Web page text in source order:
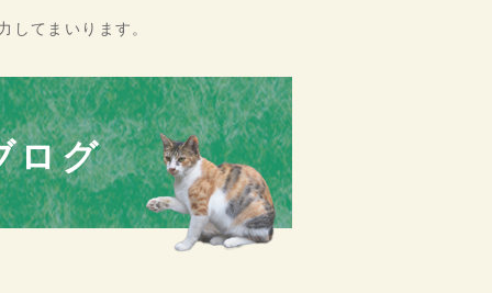
てまいります。
ログ